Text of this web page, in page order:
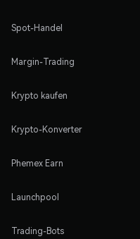
Spot-Handel
Margin-Trading
Krypto kaufen
Krypto-Konverter
Phemex Earn
Launchpool
Trading-Bots